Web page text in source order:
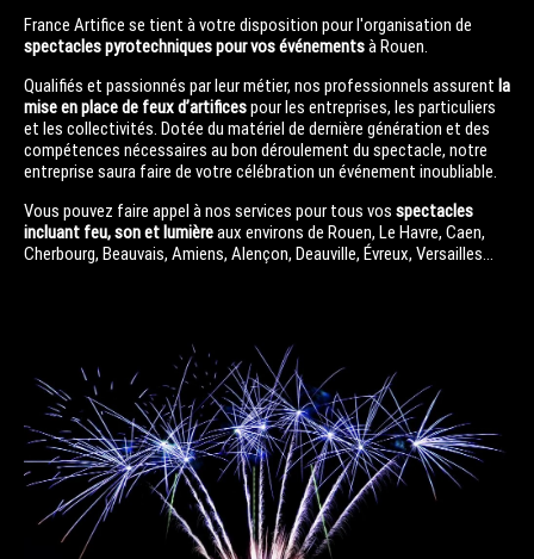
France Artifice se tient à votre disposition pour l'organisation de
spectacles pyrotechniques pour vos événementsà Rouen.
Qualifiés et passionnés par leur métier, nos professionnels assurent la
mise en place de feux d’artificespour les entreprises, les particuliers
et les collectivités. Dotée du matériel de dernière génération et des
compétences nécessaires au bon déroulement du spectacle, notre
entreprise saura faire de votre célébration un événement inoubliable.
Vous pouvez faire appel à nos services pour tous vos spectacles
incluant feu, son et lumièreaux environs de Rouen, Le Havre, Caen,
Cherbourg, Beauvais, Amiens, Alençon, Deauville, Évreux, Versailles...